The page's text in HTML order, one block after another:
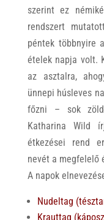
szerint ez
rendszert
péntek többnyire
ételek napja volt.
az asztalra,
ünnepi húsleves
főzni – sok
Katharina Wild
étkezései rend
nevét a megfelelő
A napok
Nudeltag
Krauttag